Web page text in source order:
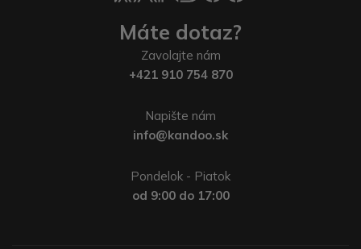
Máte dotaz?
Zavolajte nám
+421 910 754 870
Napište nám
info@kandoo.sk
Pondelok - Piatok
od 9:00 do 17:00